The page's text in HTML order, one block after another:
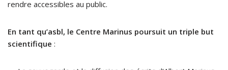
rendre accessibles au public.
En tant qu’asbl, le Centre Marinus poursuit un triple but
scientifique :